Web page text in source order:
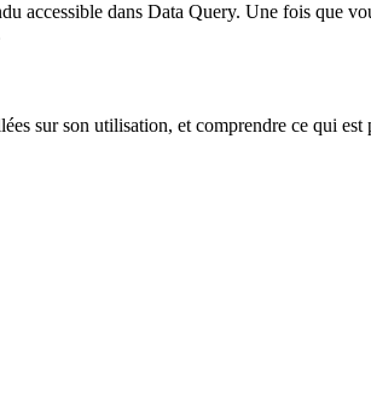
accessible dans Data Query. Une fois que
sur son utilisation, et comprendre ce qui est